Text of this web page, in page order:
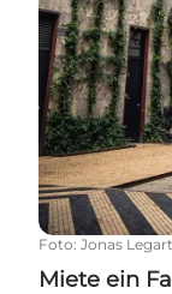
Foto: Jonas
Miete ein